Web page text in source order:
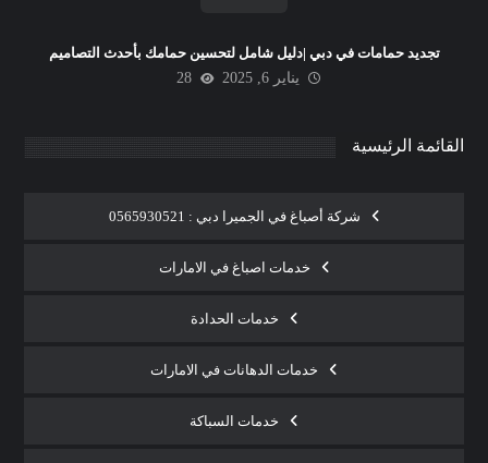
تجديد حمامات في دبي |دليل شامل لتحسين حمامك بأحدث التصاميم
يناير 6, 2025
28
القائمة الرئيسية
شركة أصباغ في الجميرا دبي : 0565930521
خدمات اصباغ في الامارات
خدمات الحدادة
خدمات الدهانات في الامارات
خدمات السباكة